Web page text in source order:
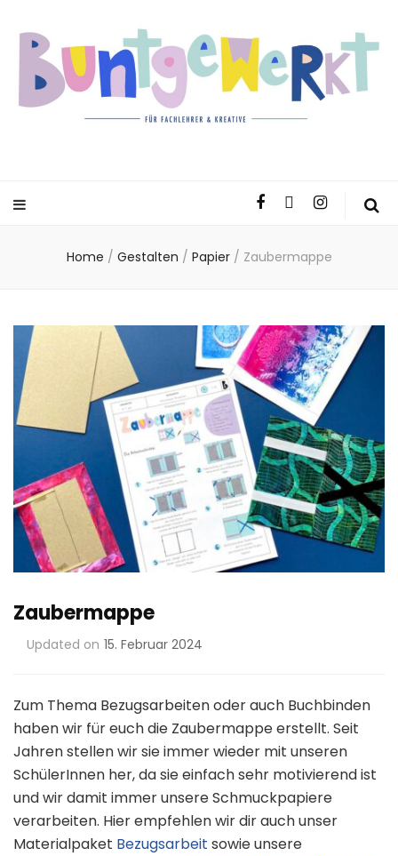
Home / Gestalten / Papier / Zaubermappe
Zaubermappe
Updated on 15. Februar 2024
Zum Thema Bezugsarbeiten oder auch Buchbinden
haben wir für euch die Zaubermappe erstellt. Seit
Jahren stellen wir sie immer wieder mit unseren
SchülerInnen her, da sie einfach sehr motivierend ist
und wir damit immer unsere Schmuckpapiere
verarbeiten. Hier empfehlen wir dir auch unser
Materialpaket Bezugsarbeit sowie unsere